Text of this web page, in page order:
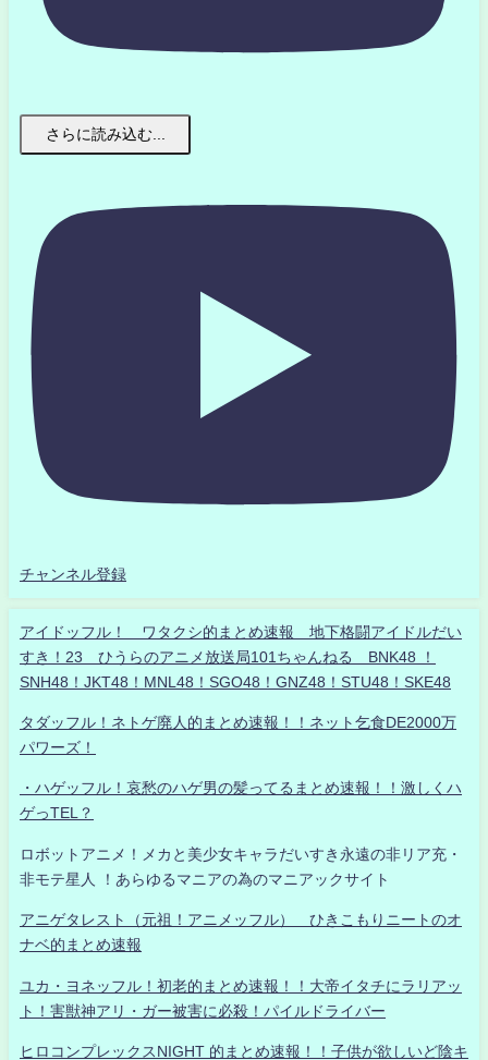
さらに読み込む...
チャンネル登録
アイドッフル！ ワタクシ的まとめ速報 地下格闘アイドルだい
すき！23 ひうらのアニメ放送局101ちゃんねる BNK48 ！
SNH48！JKT48！MNL48！SGO48！GNZ48！STU48！SKE48
タダッフル！ネトゲ廃人的まとめ速報！！ネット乞食DE2000万
パワーズ！
・ハゲッフル！哀愁のハゲ男の髪ってるまとめ速報！！激しくハ
ゲっTEL？
ロボットアニメ！メカと美少女キャラだいすき永遠の非リア充・
非モテ星人 ！あらゆるマニアの為のマニアックサイト
アニゲタレスト（元祖！アニメッフル） ひきこもりニートのオ
ナベ的まとめ速報
ユカ・ヨネッフル！初老的まとめ速報！！大帝イタチにラリアッ
ト！害獣神アリ・ガー被害に必殺！パイルドライバー
ヒロコンプレックスNIGHT 的まとめ速報！！子供が欲しいど陰キ